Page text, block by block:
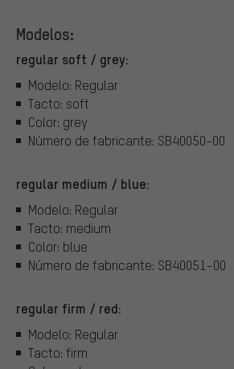
Modelos:
regular soft / grey:
Modelo: Regular
Tacto: soft
Color: grey
Número de fabricante: SB40050-00
regular medium / blue:
Modelo: Regular
Tacto: medium
Color: blue
Número de fabricante: SB40051-00
regular firm / red:
Modelo: Regular
Tacto: firm